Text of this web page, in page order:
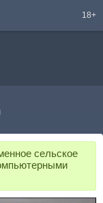
18+
сельское